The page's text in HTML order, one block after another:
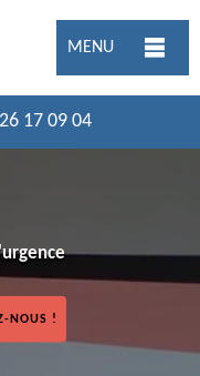
MENU
17 09 04
NOUS !